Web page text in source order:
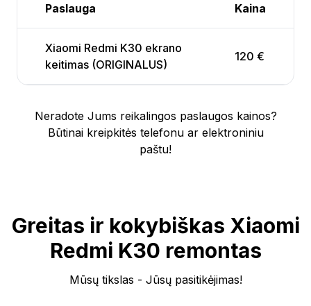
Paslauga Kaina
Xiaomi Redmi K30 ekrano
keitimas (ORIGINALUS)
120 €
Neradote Jums reikalingos paslaugos kainos?
Būtinai kreipkitės telefonu ar elektroniniu
paštu!
Greitas ir kokybiškas Xiaomi
Redmi K30 remontas
Mūsų tikslas - Jūsų pasitikėjimas!